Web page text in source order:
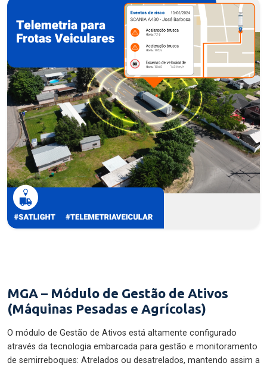
MGA – Módulo de Gestão de Ativos
(Máquinas Pesadas e Agrícolas)
O módulo de Gestão de Ativos está altamente configurado
através da tecnologia embarcada para gestão e monitoramento
de semirreboques: Atrelados ou desatrelados, mantendo assim a